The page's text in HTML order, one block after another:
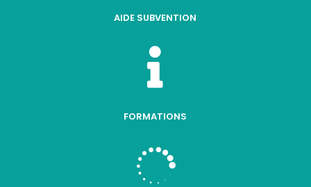
AIDE SUBVENTION

FORMATIONS
